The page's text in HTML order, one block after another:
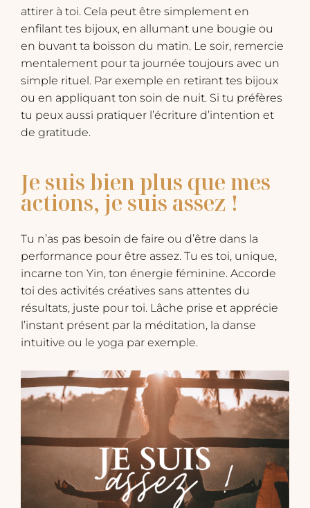
attirer à toi. Cela peut être simplement en
enfilant tes bijoux, en allumant une bougie ou
en buvant ta boisson du matin. Le soir, remercie
mentalement pour ta journée toujours avec un
simple rituel. Par exemple en retirant tes bijoux
ou en appliquant ton soin de nuit. Si tu préfères
tu peux aussi pratiquer l’écriture d’intention et
de gratitude.
Je suis bien plus que mes
actions, je suis assez !
Tu n’as pas besoin de faire ou d’être dans la
performance pour être assez. Tu es toi, unique,
incarne ton Yin, ton énergie féminine. Accorde
toi des activités créatives sans attentes du
résultats, juste pour toi. Lâche prise et apprécie
l’instant présent par la méditation, la danse
intuitive ou le yoga par exemple.